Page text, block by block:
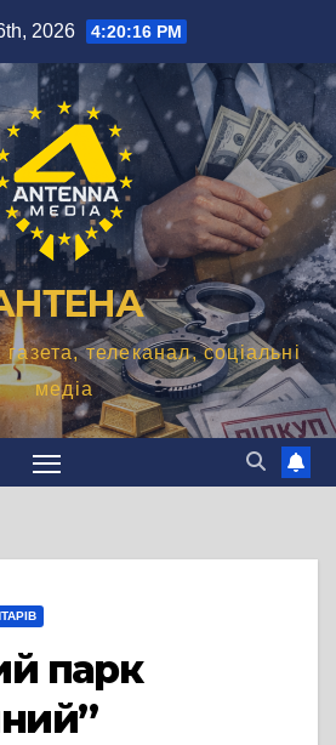
2026 4:20:18 PM
телеканал, соціальні
медіа
парк